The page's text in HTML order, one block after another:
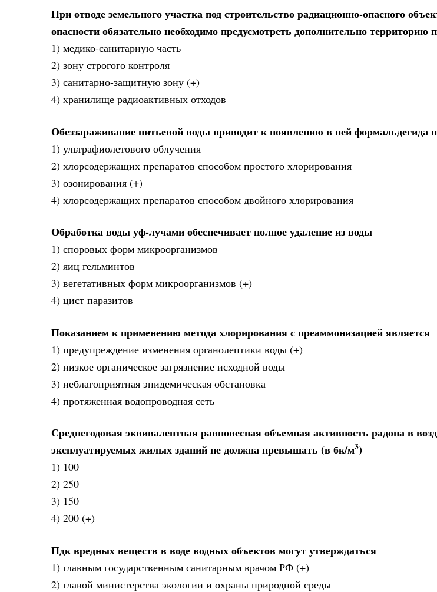
При отводе земельного участка под строительство радиационно-опасного
опасности обязательно необходимо предусмотреть дополнительно территорию
1) медико-санитарную часть
2) зону строгого контроля
3) санитарно-защитную зону (+)
4) хранилище радиоактивных отходов
Обеззараживание питьевой воды приводит к появлению в ней формальдегида
1) ультрафиолетового облучения
2) хлорсодержащих препаратов способом простого хлорирования
3) озонирования (+)
4) хлорсодержащих препаратов способом двойного хлорирования
Обработка воды уф-лучами обеспечивает полное удаление из воды
1) споровых форм микроорганизмов
2) яиц гельминтов
3) вегетативных форм микроорганизмов (+)
4) цист паразитов
Показанием к применению метода хлорирования с преаммонизацией является
1) предупреждение изменения органолептики воды (+)
2) низкое органическое загрязнение исходной воды
3) неблагоприятная эпидемическая обстановка
4) протяженная водопроводная сеть
Среднегодовая эквивалентная равновесная объемная активность радона в
эксплуатируемых жилых зданий не должна превышать (в бк/м3)
1) 100
2) 250
3) 150
4) 200 (+)
Пдк вредных веществ в воде водных объектов могут утверждаться
1) главным государственным санитарным врачом РФ (+)
2) главой министерства экологии и охраны природной среды